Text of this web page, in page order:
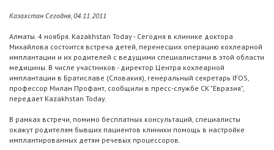
Казахстан Сегодня, 04.11.2011
Алматы. 4 ноября. Kazakhstan Today - Сегодня в клинике доктора
Михайлова состоится встреча детей, перенесших операцию кохлеарной
имплантации и их родителей с ведущими специалистами в этой области
медицины. В числе участников - директор Центра кохлеарной
имплантации в Братиславе (Словакия), генеральный секретарь IFOS,
профессор Милан Профант, сообщили в пресс-службе СК "Евразия",
передает Kazakhstan Today.
В рамках встречи, помимо бесплатных консультаций, специалисты
окажут родителям бывших пациентов клиники помощь в настройке
имплантированных детям речевых процессоров.